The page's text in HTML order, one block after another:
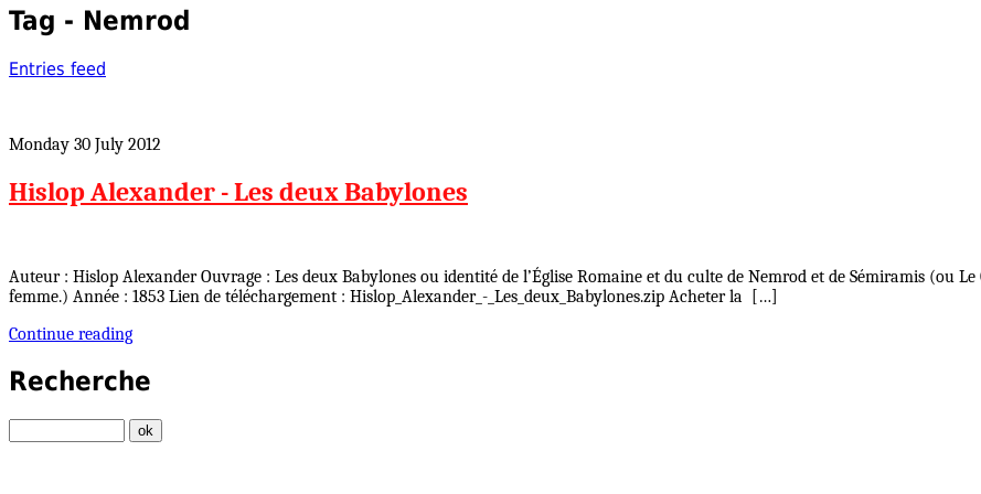
Tag - Nemrod
Entries feed
Monday 30 July 2012
Hislop Alexander - Les deux Babylones
Auteur : Hislop Alexander Ouvrage : Les deux Babylones ou identité de l’Église Romaine et du culte de Nemrod et de Sémiramis (ou
femme.) Année : 1853 Lien de téléchargement : Hislop_Alexander_-_Les_deux_Babylones.zip Acheter la […]
Continue reading
Recherche